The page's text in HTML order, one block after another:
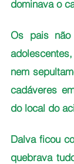
dominava o
Os pais
nem
cadáveres
do local do
Dalva ficou
quebrava